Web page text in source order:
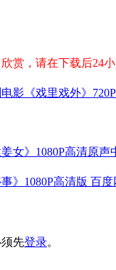
赏，请在下载后24
影《戏里戏外》
女》1080P高清原声
》1080P高清版 百度
先登录。